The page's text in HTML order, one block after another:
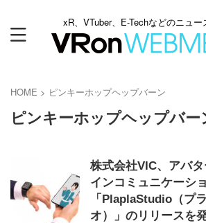
xR、VTuber、E-Techなどのニュー
HOME > ピンキーホップヘップバーン
ピンキーホップヘップバー
株式会社VIC、アバ
インコミュニケーシ
「PlaplaStudio（プ
オ）」のリリースを